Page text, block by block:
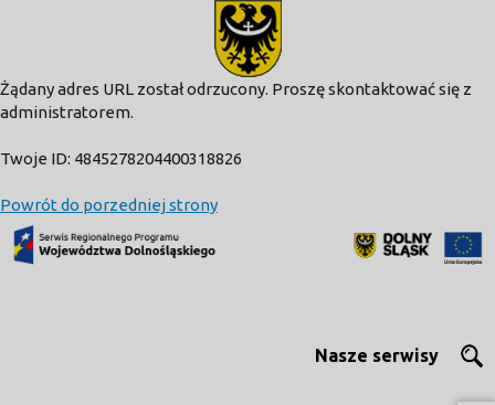
Żądany adres URL został odrzucony. Proszę skontaktować się z
administratorem.
Twoje ID: 4845278204400318826
Powrót do porzedniej strony
Nasze serwisy
modal-check